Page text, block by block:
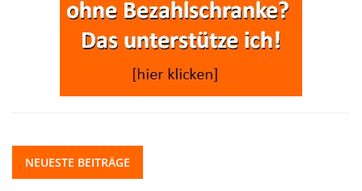
NEUESTE BEITRÄGE